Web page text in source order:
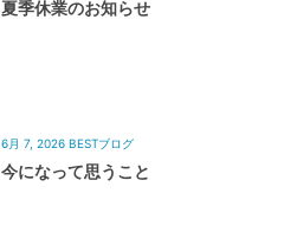
夏季休業のお知らせ
6月 7, 2026 BESTブログ
今になって思うこと